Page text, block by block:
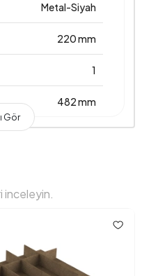
Metal-Siyah
220 mm
1
482 mm
Gör
inceleyin.